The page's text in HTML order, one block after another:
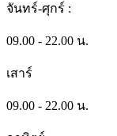
จันทร์-ศุกร์ :
09.00 - 22.00 น.
เสาร์
09.00 - 22.00 น.